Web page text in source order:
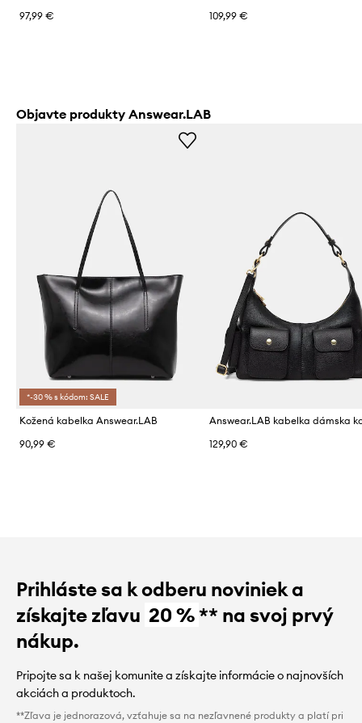
97,99 €
109,99 €
Objavte produkty Answear.LAB
*-30 % s kódom: SALE
Kožená kabelka Answear.LAB
90,99 €
Answear.LAB kabelka dámska
129,90 €
Prihláste sa k odberu noviniek a
získajte zľavu 20 %** na svoj prvý
nákup.
Pripojte sa k našej komunite a získajte informácie o najnovších
akciách a produktoch.
**Zľava je jednorazová, vzťahuje sa na nezľavnené produkty a platí pri